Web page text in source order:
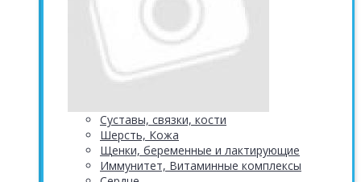
Суставы, связки, кости
Шерсть, Кожа
Щенки, беременные и лактирующие
Иммунитет, Витаминные комплексы